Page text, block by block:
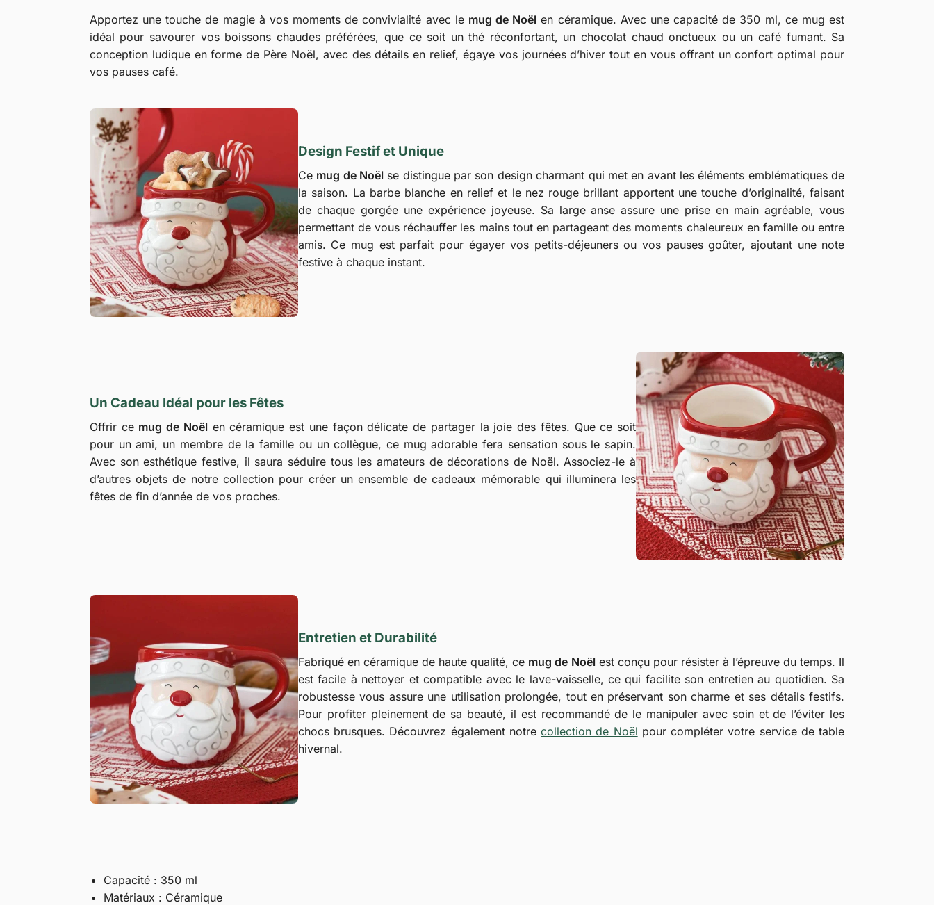
Apportez une touche de magie à vos moments de convivialité avec le mug de Noël en céramique. Avec une capacité de 350 ml, ce mug est
idéal pour savourer vos boissons chaudes préférées, que ce soit un thé réconfortant, un chocolat chaud onctueux ou un café fumant. Sa
conception ludique en forme de Père Noël, avec des détails en relief, égaye vos journées d’hiver tout en vous offrant un confort optimal pour
vos pauses café.
Design Festif et Unique
Ce mug de Noël se distingue par son design charmant qui met en avant les éléments emblématiques de
la saison. La barbe blanche en relief et le nez rouge brillant apportent une touche d’originalité, faisant
de chaque gorgée une expérience joyeuse. Sa large anse assure une prise en main agréable, vous
permettant de vous réchauffer les mains tout en partageant des moments chaleureux en famille ou entre
amis. Ce mug est parfait pour égayer vos petits-déjeuners ou vos pauses goûter, ajoutant une note
festive à chaque instant.
Un Cadeau Idéal pour les Fêtes
Offrir ce mug de Noëlen céramique est une façon délicate de partager la joie des fêtes. Que ce soit
pour un ami, un membre de la famille ou un collègue, ce mug adorable fera sensation sous le sapin.
Avec son esthétique festive, il saura séduire tous les amateurs de décorations de Noël. Associez-le à
d’autres objets de notre collection pour créer un ensemble de cadeaux mémorable qui illuminera les
fêtes de fin d’année de vos proches.
Entretien et Durabilité
Fabriqué en céramique de haute qualité, ce mug de Noëlest conçu pour résister à l’épreuve du temps. Il
est facile à nettoyer et compatible avec le lave-vaisselle, ce qui facilite son entretien au quotidien. Sa
robustesse vous assure une utilisation prolongée, tout en préservant son charme et ses détails festifs.
Pour profiter pleinement de sa beauté, il est recommandé de le manipuler avec soin et de l’éviter les
chocs brusques. Découvrez également notrecollection de Noël pour compléter votre service de table
hivernal.
Capacité : 350 ml
Matériaux : Céramique